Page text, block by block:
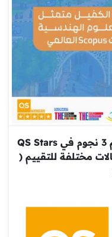
حصول جامعة الكفيل على تقييم 3 نجوم في QS Stars